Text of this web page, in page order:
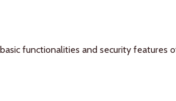
functionalities and security features